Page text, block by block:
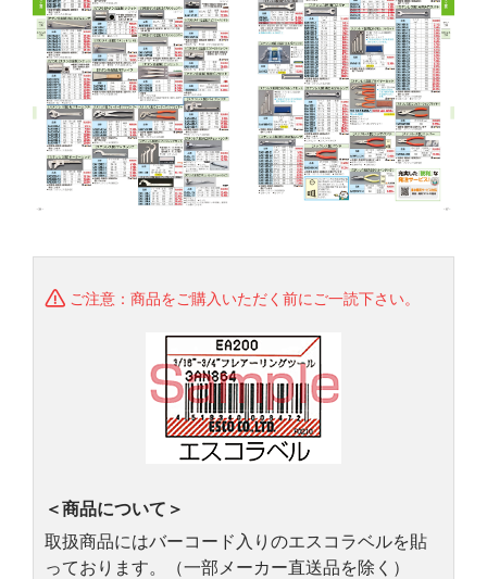
ご注意：商品をご購入いただく前にご一読下さい。
＜商品について＞
取扱商品にはバーコード入りのエスコラベルを貼
っております。（一部メーカー直送品を除く）